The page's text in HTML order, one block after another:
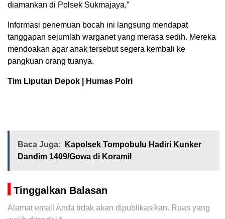
diamankan di Polsek Sukmajaya,”
Informasi penemuan bocah ini langsung mendapat
tanggapan sejumlah warganet yang merasa sedih. Mereka
mendoakan agar anak tersebut segera kembali ke
pangkuan orang tuanya.
Tim Liputan Depok | Humas Polri
Baca Juga:
Kapolsek Tompobulu Hadiri Kunker
Dandim 1409/Gowa di Koramil
Tinggalkan Balasan
Alamat email Anda tidak akan dipublikasikan. Ruas yang